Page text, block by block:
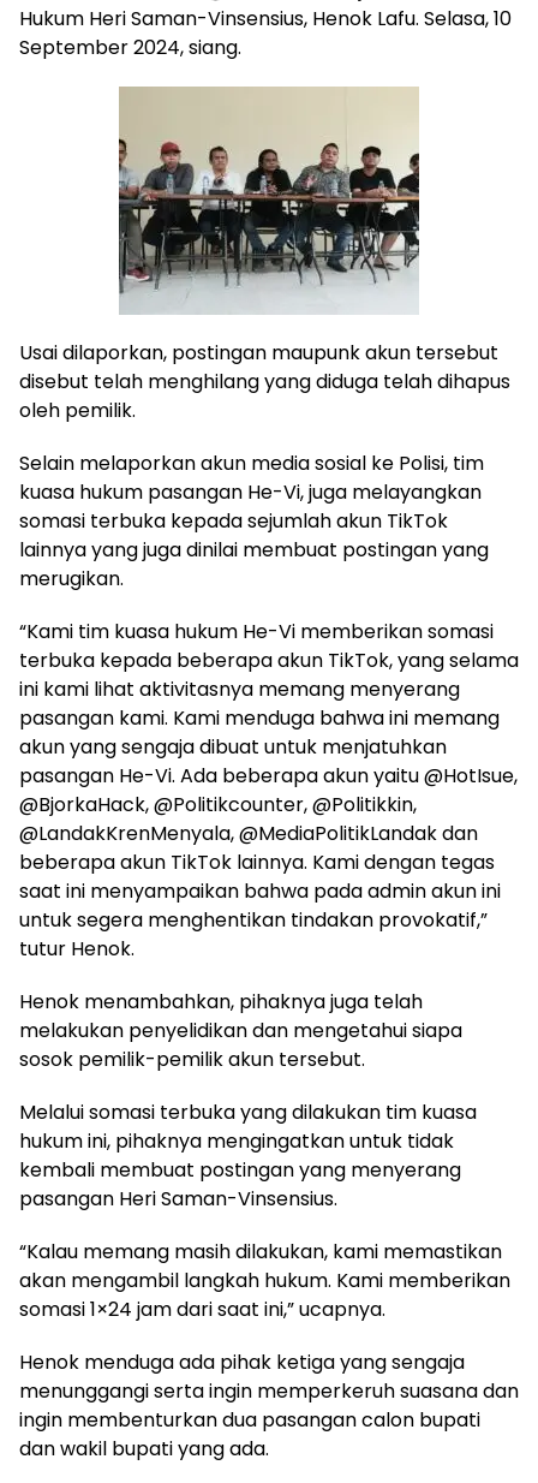
Hukum Heri Saman-Vinsensius, Henok Lafu. Selasa, 10
September 2024, siang.
Usai dilaporkan, postingan maupunk akun tersebut
disebut telah menghilang yang diduga telah dihapus
oleh pemilik.
Selain melaporkan akun media sosial ke Polisi, tim
kuasa hukum pasangan He-Vi, juga melayangkan
somasi terbuka kepada sejumlah akun TikTok
lainnya yang juga dinilai membuat postingan yang
merugikan.
“Kami tim kuasa hukum He-Vi memberikan somasi
terbuka kepada beberapa akun TikTok, yang selama
ini kami lihat aktivitasnya memang menyerang
pasangan kami. Kami menduga bahwa ini memang
akun yang sengaja dibuat untuk menjatuhkan
pasangan He-Vi. Ada beberapa akun yaitu @HotIsue,
@BjorkaHack, @Politikcounter, @Politikkin,
@LandakKrenMenyala, @MediaPolitikLandak dan
beberapa akun TikTok lainnya. Kami dengan tegas
saat ini menyampaikan bahwa pada admin akun ini
untuk segera menghentikan tindakan provokatif,”
tutur Henok.
Henok menambahkan, pihaknya juga telah
melakukan penyelidikan dan mengetahui siapa
sosok pemilik-pemilik akun tersebut.
Melalui somasi terbuka yang dilakukan tim kuasa
hukum ini, pihaknya mengingatkan untuk tidak
kembali membuat postingan yang menyerang
pasangan Heri Saman-Vinsensius.
“Kalau memang masih dilakukan, kami memastikan
akan mengambil langkah hukum. Kami memberikan
somasi 1×24 jam dari saat ini,” ucapnya.
Henok menduga ada pihak ketiga yang sengaja
menunggangi serta ingin memperkeruh suasana dan
ingin membenturkan dua pasangan calon bupati
dan wakil bupati yang ada.